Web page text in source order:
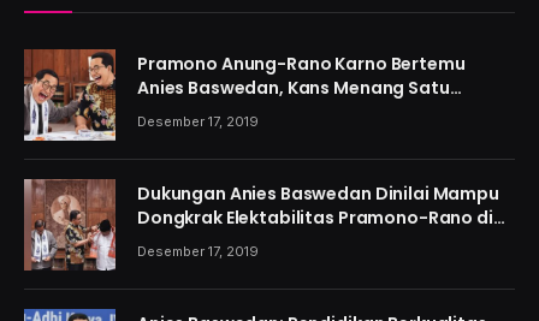
Pramono Anung-Rano Karno Bertemu
Anies Baswedan, Kans Menang Satu
Putaran Kian Menguat
Desember 17, 2019
Dukungan Anies Baswedan Dinilai Mampu
Dongkrak Elektabilitas Pramono-Rano di
Jakarta
Desember 17, 2019